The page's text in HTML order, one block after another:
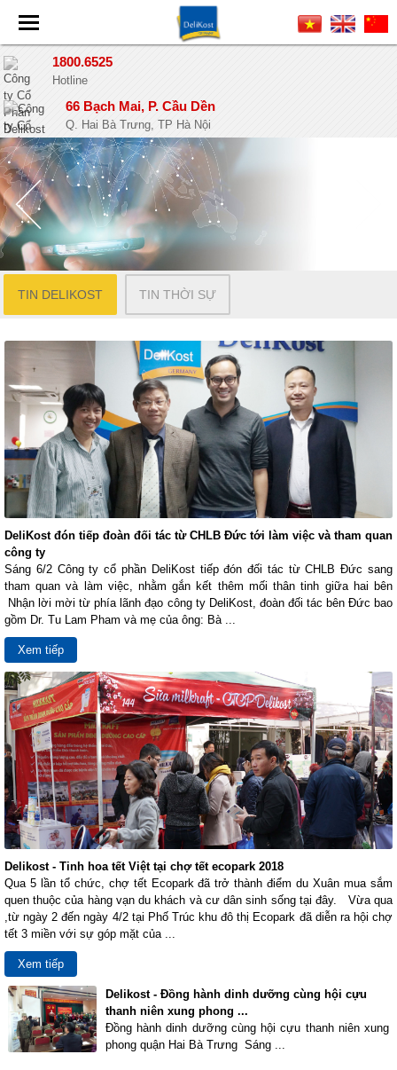
1800.6525
Hotline
66 Bạch Mai, P. Cầu Dền
Q. Hai Bà Trưng, TP Hà Nội
TIN DELIKOST TIN THỜI SỰ
DeliKost đón tiếp đoàn đối tác từ CHLB Đức tới làm việc và tham quan
công ty
Sáng 6/2 Công ty cổ phần DeliKost tiếp đón đối tác từ CHLB Đức sang
tham quan và làm việc, nhằm gắn kết thêm mối thân tinh giữa hai bên
Nhận lời mời từ phía lãnh đạo công ty DeliKost, đoàn đối tác bên Đức bao
gồm Dr. Tu Lam Pham và mẹ của ông: Bà ...
Xem tiếp
Delikost - Tinh hoa tết Việt tại chợ tết ecopark 2018
Qua 5 lần tổ chức, chợ tết Ecopark đã trở thành điểm du Xuân mua sắm
quen thuộc của hàng vạn du khách và cư dân sinh sống tại đây. Vừa qua
,từ ngày 2 đến ngày 4/2 tại Phố Trúc khu đô thị Ecopark đã diễn ra hội chợ
tết 3 miền với sự góp mặt của ...
Xem tiếp
Delikost - Đồng hành dinh dưỡng cùng hội cựu
thanh niên xung phong ...
Đồng hành dinh dưỡng cùng hội cựu thanh niên xung
phong quận Hai Bà Trưng Sáng ...